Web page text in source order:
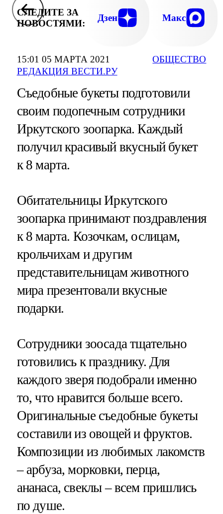
15:01 05 МАРТА 2021
РЕДАКЦИЯ ВЕСТИ.РУ
ОБЩЕСТВО
СЛЕДИТЕ ЗА
НОВОСТЯМИ:
Дзен Макс
Съедобные букеты подготовили
своим подопечным сотрудники
Иркутского зоопарка. Каждый
получил красивый вкусный букет
к 8 марта.
Обитательницы Иркутского
зоопарка принимают поздравления
к 8 марта. Козочкам, ослицам,
крольчихам и другим
представительницам животного
мира презентовали вкусные
подарки.
Сотрудники зоосада тщательно
готовились к празднику. Для
каждого зверя подобрали именно
то, что нравится больше всего.
Оригинальные съедобные букеты
составили из овощей и фруктов.
Композиции из любимых лакомств
– арбуза, морковки, перца,
ананаса, свеклы – всем пришлись
по душе.